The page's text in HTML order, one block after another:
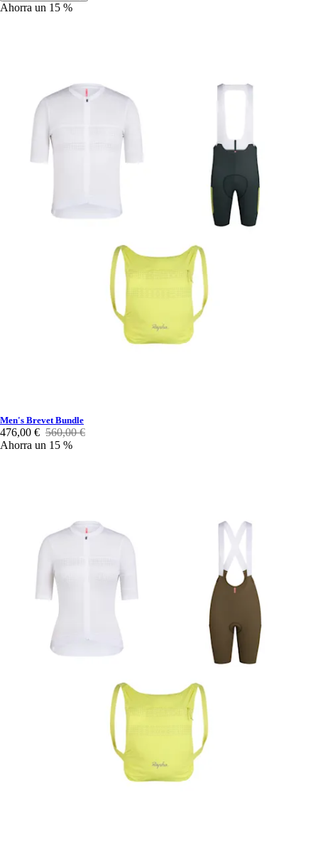
Ahorra un 15 %
Men's Brevet Bundle
476,00 € 560,00 €
Ahorra un 15 %